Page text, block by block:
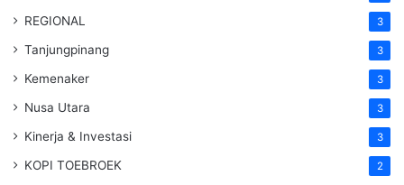
REGIONAL 3
Tanjungpinang 3
Kemenaker 3
Nusa Utara 3
Kinerja & Investasi 3
KOPI TOEBROEK 2